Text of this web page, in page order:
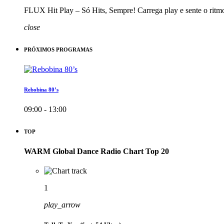
FLUX Hit Play – Só Hits, Sempre! Carrega play e sente o
close
PRÓXIMOS PROGRAMAS
Rebobina 80’s
09:00 - 13:00
TOP
WARM Global Dance Radio Chart Top 20
1
play_arrow